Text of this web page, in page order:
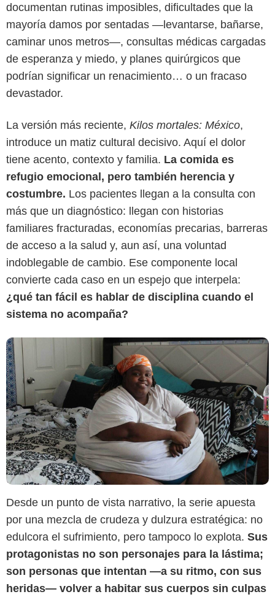
documentan rutinas imposibles, dificultades que la
mayoría damos por sentadas —levantarse, bañarse,
caminar unos metros—, consultas médicas cargadas
de esperanza y miedo, y planes quirúrgicos que
podrían significar un renacimiento… o un fracaso
devastador.
La versión más reciente, Kilos mortales: México,
introduce un matiz cultural decisivo. Aquí el dolor
tiene acento, contexto y familia. La comida es
refugio emocional, pero también herencia y
costumbre. Los pacientes llegan a la consulta con
más que un diagnóstico: llegan con historias
familiares fracturadas, economías precarias, barreras
de acceso a la salud y, aun así, una voluntad
indoblegable de cambio. Ese componente local
convierte cada caso en un espejo que interpela:
¿qué tan fácil es hablar de disciplina cuando el
sistema no acompaña?
HBO Max
Desde un punto de vista narrativo, la serie apuesta
por una mezcla de crudeza y dulzura estratégica: no
edulcora el sufrimiento, pero tampoco lo explota. Sus
protagonistas no son personajes para la lástima;
son personas que intentan —a su ritmo, con sus
heridas— volver a habitar sus cuerpos sin culpas